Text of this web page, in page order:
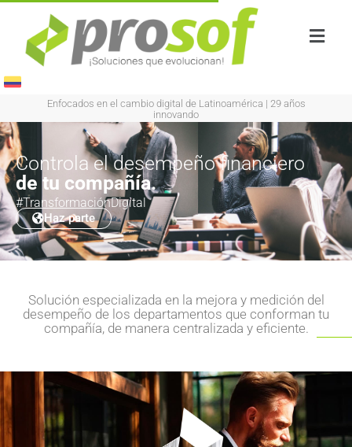
Enfocados en el cambio digital de Latinoamérica | 29 años
innovando
Controla el desempeño financiero
de tu compañía.
#TransformaciónDigital
Haz parte
Solución especializada en la mejora y medición del
desempeño de los departamentos que conforman tu
compañía, de manera centralizada y eficiente.